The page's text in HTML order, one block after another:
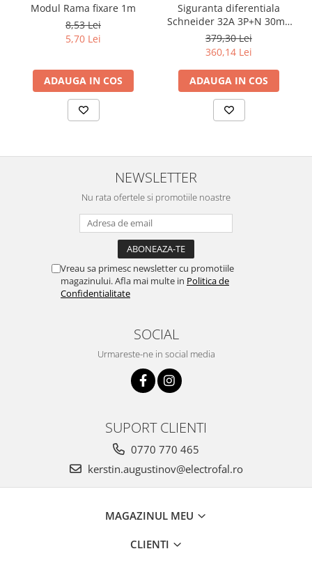
Modul Rama fixare 1m
8,53 Lei
5,70 Lei
ADAUGA IN COS
Siguranta diferentiala
Schneider 32A 3P+N 30mA
curba C tipAC 4,5kA RCBO
Easy9 EZ9D32732
379,30 Lei
360,14 Lei
ADAUGA IN COS
NEWSLETTER
Nu rata ofertele si promotiile noastre
Vreau sa primesc newsletter cu promotiile
magazinului. Afla mai multe in Politica de
Confidentialitate
SOCIAL
Urmareste-ne in social media
SUPORT CLIENTI
0770 770 465
kerstin.augustinov@electrofal.ro
MAGAZINUL MEU
CLIENTI